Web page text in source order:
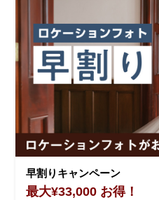
早割りキャンペーン
最大¥33,000 お得！